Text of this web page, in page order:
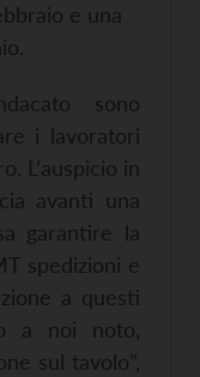
e una
sono
i lavoratori
L’auspicio in
avanti una
garantire la
spedizioni e
a questi
a noi noto,
sul tavolo”,